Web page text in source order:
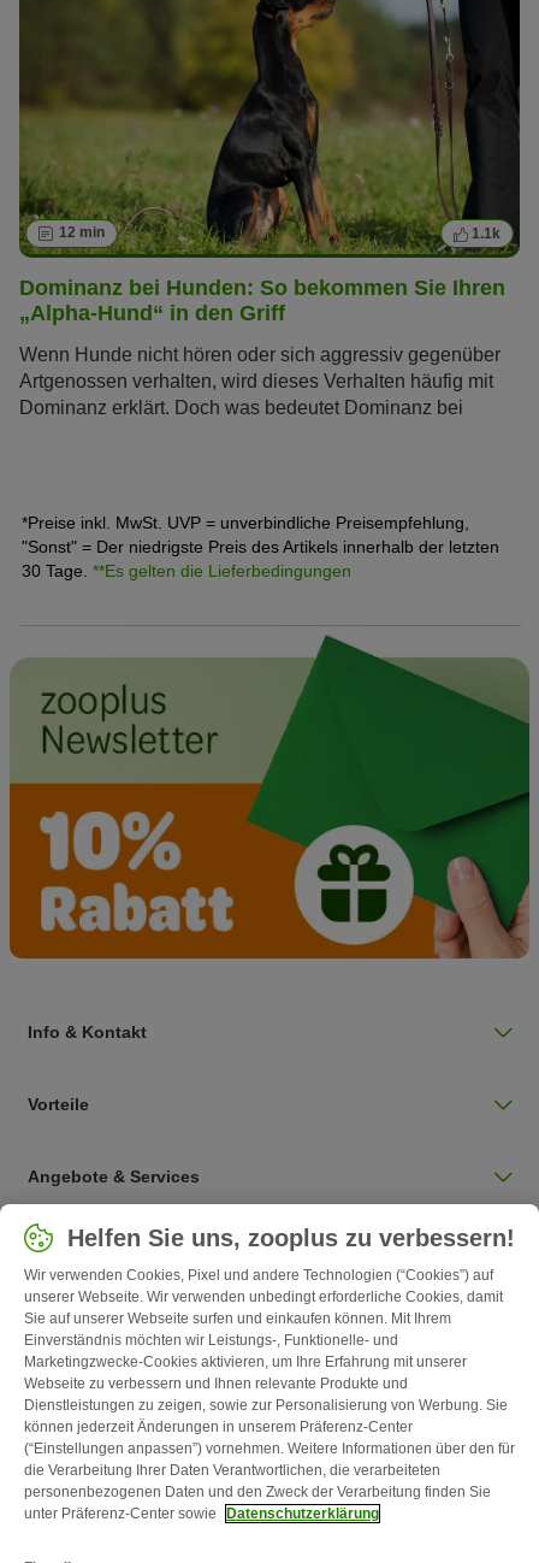
12 min 1.1k
Dominanz bei Hunden: So bekommen Sie Ihren
„Alpha-Hund“ in den Griff
Wenn Hunde nicht hören oder sich aggressiv gegenüber
Artgenossen verhalten, wird dieses Verhalten häufig mit
Dominanz erklärt. Doch was bedeutet Dominanz bei
*Preise inkl. MwSt. UVP = unverbindliche Preisempfehlung,
"Sonst" = Der niedrigste Preis des Artikels innerhalb der letzten
30 Tage. **Es gelten die Lieferbedingungen
Info & Kontakt
Vorteile
Angebote & Services
Land auswählen
Deutschland / DE
Follow zooplus
Helfen Sie uns, zooplus zu verbessern!
Wir verwenden Cookies, Pixel und andere Technologien (“Cookies”) auf
unserer Webseite. Wir verwenden unbedingt erforderliche Cookies, damit
Sie auf unserer Webseite surfen und einkaufen können. Mit Ihrem
Einverständnis möchten wir Leistungs-, Funktionelle- und
Marketingzwecke-Cookies aktivieren, um Ihre Erfahrung mit unserer
Webseite zu verbessern und Ihnen relevante Produkte und
Dienstleistungen zu zeigen, sowie zur Personalisierung von Werbung. Sie
können jederzeit Änderungen in unserem Präferenz-Center
(“Einstellungen anpassen”) vornehmen. Weitere Informationen über den für
die Verarbeitung Ihrer Daten Verantwortlichen, die verarbeiteten
personenbezogenen Daten und den Zweck der Verarbeitung finden Sie
unter Präferenz-Center sowie
Datenschutzerklärung